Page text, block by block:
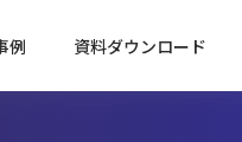
例 資料ダウンロード